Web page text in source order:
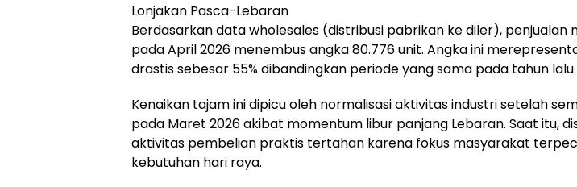
Lonjakan Pasca-Lebaran
Berdasarkan data wholesales (distribusi pabrikan ke diler), penjualan
pada April 2026 menembus angka 80.776 unit. Angka ini
drastis sebesar 55% dibandingkan periode yang sama pada tahun lalu.
Kenaikan tajam ini dipicu oleh normalisasi aktivitas industri setelah
pada Maret 2026 akibat momentum libur panjang Lebaran. Saat itu,
aktivitas pembelian praktis tertahan karena fokus masyarakat
kebutuhan hari raya.